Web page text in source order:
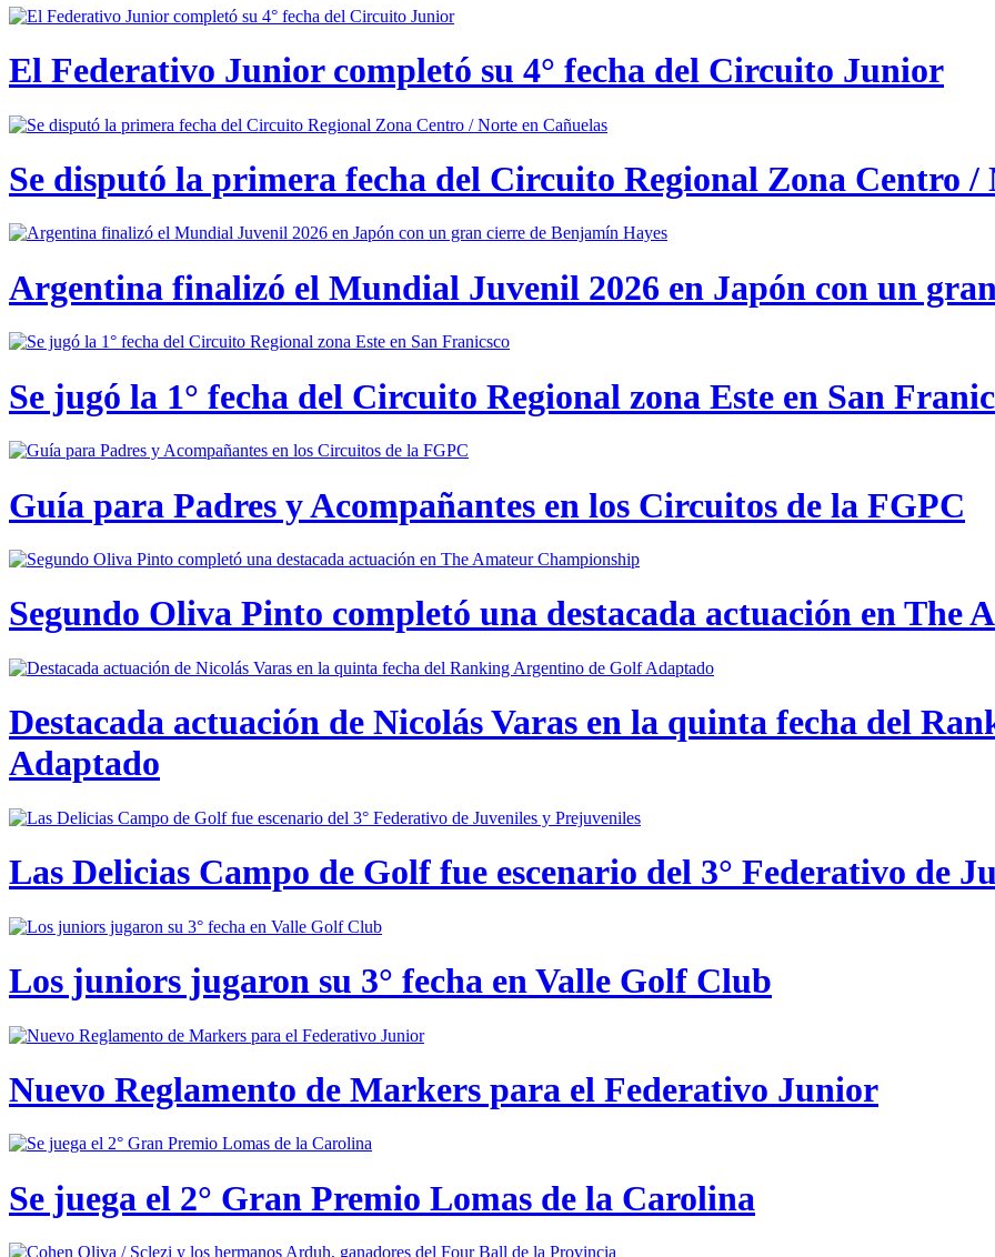
El Federativo Junior completó su 4° fecha del Circuito Junior
Se disputó la primera fecha del Circuito Regional Zona Centro /
Argentina finalizó el Mundial Juvenil 2026 en Japón con un
Se jugó la 1° fecha del Circuito Regional zona Este en San
Guía para Padres y Acompañantes en los Circuitos de la FGPC
Segundo Oliva Pinto completó una destacada actuación en The
Destacada actuación de Nicolás Varas en la quinta fecha del
Adaptado
Las Delicias Campo de Golf fue escenario del 3° Federativo de
Los juniors jugaron su 3° fecha en Valle Golf Club
Nuevo Reglamento de Markers para el Federativo Junior
Se juega el 2° Gran Premio Lomas de la Carolina